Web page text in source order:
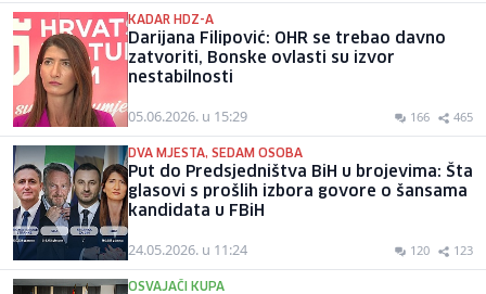
KADAR HDZ-A
Darijana Filipović: OHR se trebao davno
zatvoriti, Bonske ovlasti su izvor
nestabilnosti
05.06.2026. u 15:29 166 465
DVA MJESTA, SEDAM OSOBA
Put do Predsjedništva BiH u brojevima: Šta
glasovi s prošlih izbora govore o šansama
kandidata u FBiH
24.05.2026. u 11:24 120 123
OSVAJAČI KUPA